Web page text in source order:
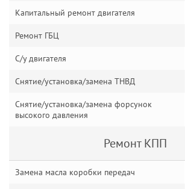
Капитальный ремонт двигателя
Ремонт ГБЦ
С/у двигателя
Снятие/установка/замена ТНВД
Снятие/установка/замена форсунок
высокого давления
Ремонт КПП
Замена масла коробки передач